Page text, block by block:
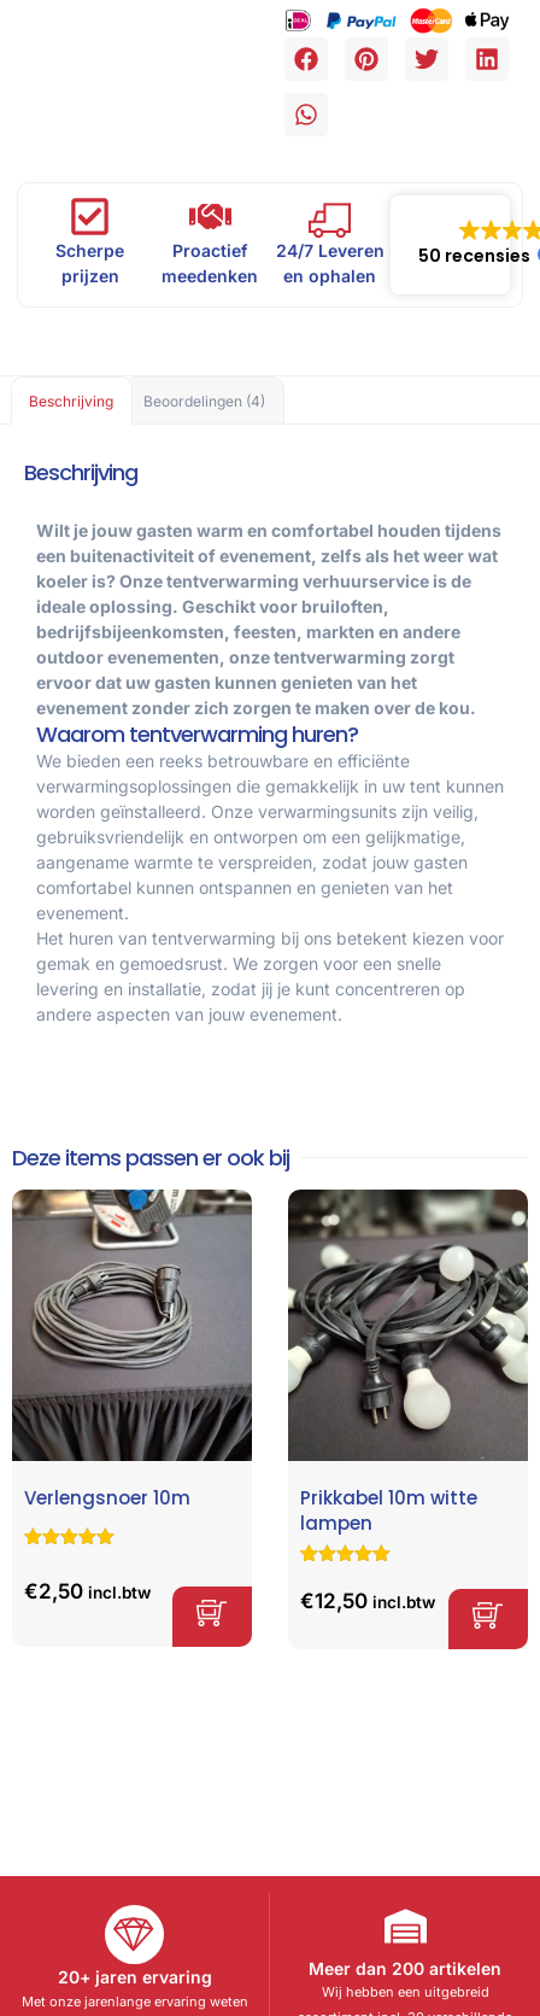
Scherpe
prijzen
Proactief
meedenken
24/7 Leveren
en ophalen
50 recensies
Beschrijving Beoordelingen (4)
Beschrijving
Wilt je jouw gasten warm en comfortabel houden tijdens
een buitenactiviteit of evenement, zelfs als het weer wat
koeler is? Onze tentverwarming verhuurservice is de
ideale oplossing. Geschikt voor bruiloften,
bedrijfsbijeenkomsten, feesten, markten en andere
outdoor evenementen, onze tentverwarming zorgt
ervoor dat uw gasten kunnen genieten van het
evenement zonder zich zorgen te maken over de kou.
Waarom tentverwarming huren?
We bieden een reeks betrouwbare en efficiënte
verwarmingsoplossingen die gemakkelijk in uw tent kunnen
worden geïnstalleerd. Onze verwarmingsunits zijn veilig,
gebruiksvriendelijk en ontworpen om een gelijkmatige,
aangename warmte te verspreiden, zodat jouw gasten
comfortabel kunnen ontspannen en genieten van het
evenement.
Het huren van tentverwarming bij ons betekent kiezen voor
gemak en gemoedsrust. We zorgen voor een snelle
levering en installatie, zodat jij je kunt concentreren op
andere aspecten van jouw evenement.
Deze items passen er ook bij
Verlengsnoer 10m
gebaseerd
€2,50 incl.btw
Prikkabel 10m witte
lampen
5.00op 5
gebaseerd
€12,50 incl.btw
20+ jaren ervaring
Met onze jarenlange ervaring weten
Meer dan 200 artikelen
Wij hebben een uitgebreid